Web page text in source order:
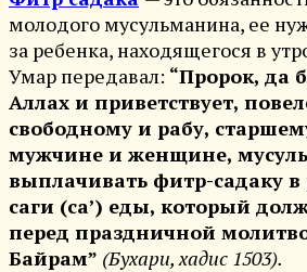
молодого мусульманина, ее
за ребенка, находящегося в
Умар передавал: “Пророк, да
Аллах и приветствует,
свободному и рабу,
мужчине и женщине,
выплачивать фитр-садаку
саги (са’) еды, который
перед праздничной
Байрам” (Бухари, хадис 1503).